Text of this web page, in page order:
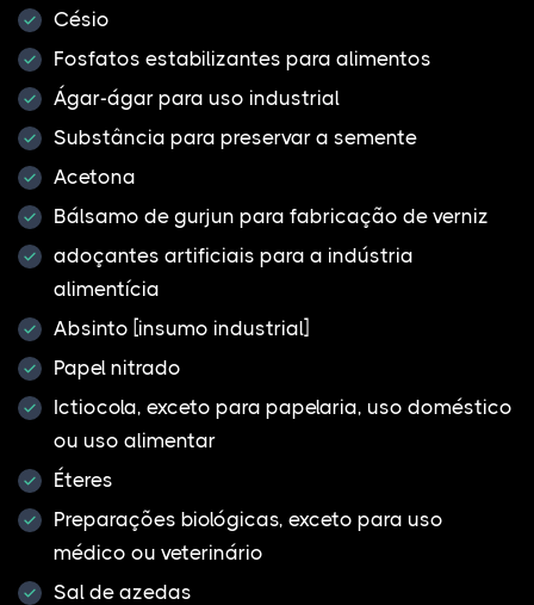
Césio
Fosfatos estabilizantes para alimentos
Ágar-ágar para uso industrial
Substância para preservar a semente
Acetona
Bálsamo de gurjun para fabricação de verniz
adoçantes artificiais para a indústria
alimentícia
Absinto [insumo industrial]
Papel nitrado
Ictiocola, exceto para papelaria, uso doméstico
ou uso alimentar
Éteres
Preparações biológicas, exceto para uso
médico ou veterinário
Sal de azedas